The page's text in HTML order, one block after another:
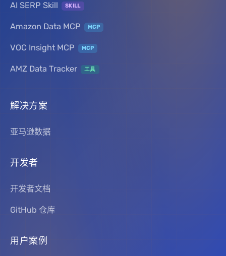
AI SERP Skill SKILL
Amazon Data MCP MCP
VOC Insight MCP MCP
AMZ Data Tracker 工具
解决方案
亚马逊数据
开发者
开发者文档
GitHub 仓库
用户案例